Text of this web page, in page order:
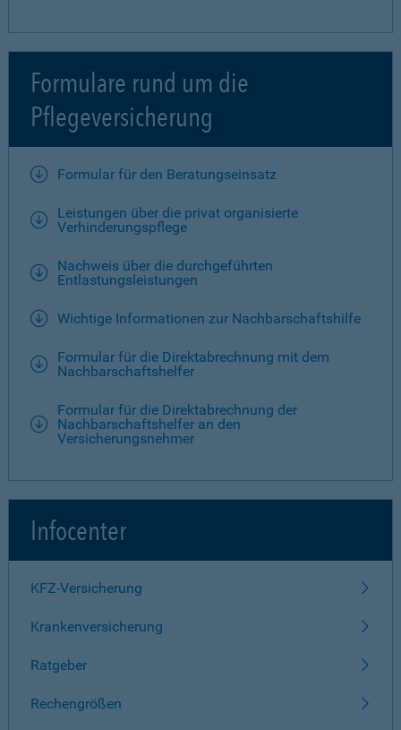
Formulare rund um die
Pflegeversicherung
Formular für den Beratungseinsatz
Leistungen über die privat organisierte
Verhinderungspflege
Nachweis über die durchgeführten
Entlastungsleistungen
Wichtige Informationen zur Nachbarschaftshilfe
Formular für die Direktabrechnung mit dem
Nachbarschaftshelfer
Formular für die Direktabrechnung der
Nachbarschaftshelfer an den
Versicherungsnehmer
Infocenter
KFZ-Versicherung
Krankenversicherung
Ratgeber
Rechengrößen